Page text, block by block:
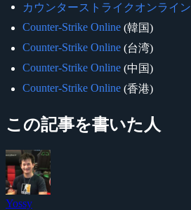
カウンターストライクオンライン
Counter-Strike Online (韓国)
Counter-Strike Online (台湾)
Counter-Strike Online (中国)
Counter-Strike Online (香港)
この記事を書いた人
Yossy